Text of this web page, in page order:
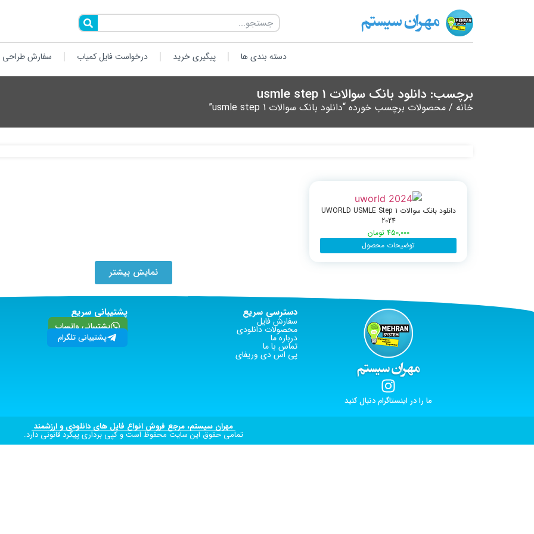
دسته بندی ها پیگیری خرید درخواست فایل کمیاب سفارش
برچسب: دانلود بانک سوالات usmle step 1
خانه / محصولات برچسب خورده “دانلود بانک سوالات usmle step 1”
دانلود بانک سوالات UWORLD USMLE Step 1
2024
450,000 تومان
توضیحات محصول
نمایش بیشتر
ما را در اینستاگرام دنبال کنید
دسترسی سریع
سفارش فایل
محصولات دانلودی
درباره ما
تماس با ما
پی اس دی وریفای
پشتیبانی سریع
پشتیبانی واتساپ
پشتیبانی تلگرام
مهران سیستم، مرجع فروش انواع فایل های دانلودی و ارزشمند
تمامی حقوق این سایت محفوظ است و کپی برداری پیگرد قانونی دارد.